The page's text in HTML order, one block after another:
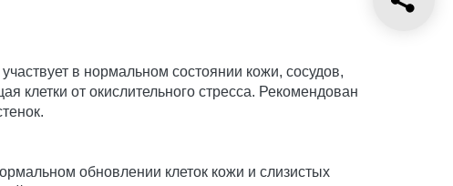
в нормальном состоянии кожи, сосудов,
клетки от окислительного стресса. Рекомендован
обновлении клеток кожи и слизистых